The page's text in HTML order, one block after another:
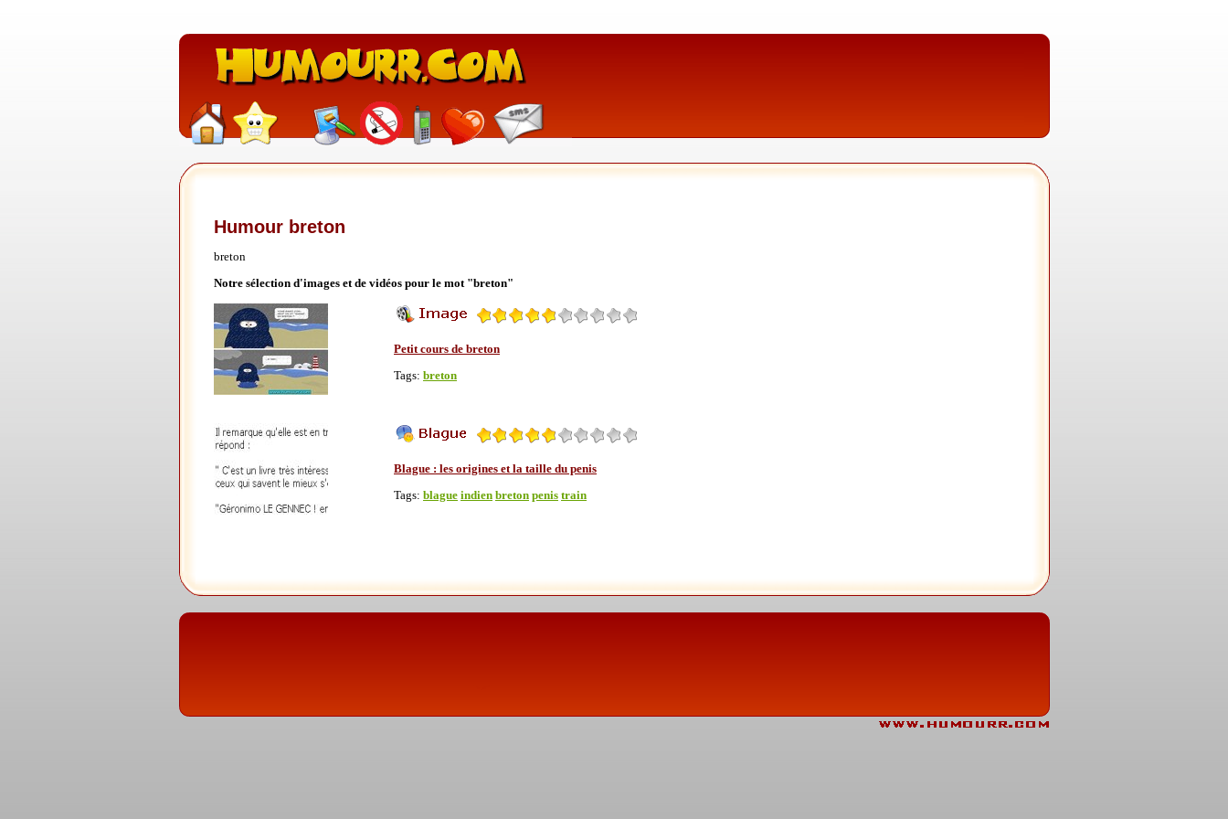
Humour breton
breton
Notre sélection d'images et de vidéos pour le mot "breton"
Petit cours de breton
Tags: breton
Blague : les origines et la taille du penis
Tags: blague indien breton penis train